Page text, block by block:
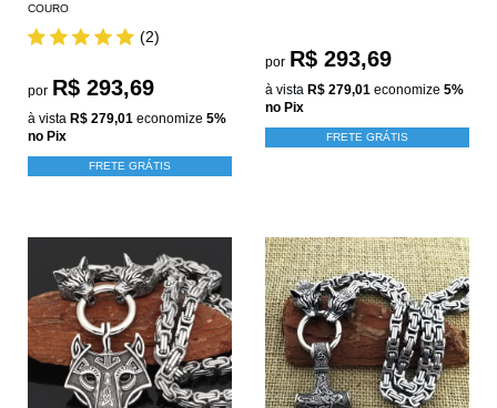
COURO
(2)
por R$ 293,69
à vista R$ 279,01 economize 5%
no Pix
FRETE GRÁTIS
por R$ 293,69
à vista R$ 279,01 economize 5%
no Pix
FRETE GRÁTIS